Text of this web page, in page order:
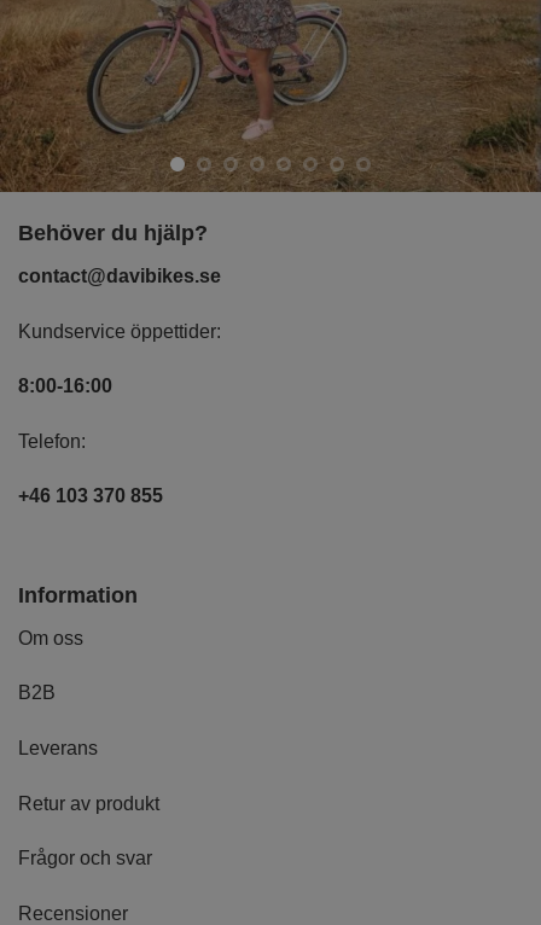
Behöver du hjälp?
contact@davibikes.se
Kundservice öppettider:
8:00-16:00
Telefon:
+46 103 370 855
Information
Om oss
B2B
Leverans
Retur av produkt
Frågor och svar
Recensioner